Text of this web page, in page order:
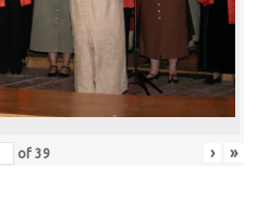
of 39 › »